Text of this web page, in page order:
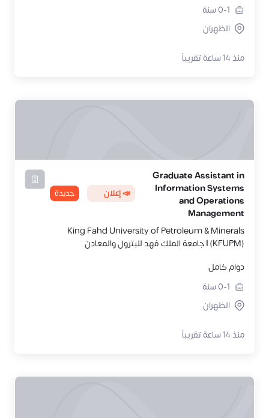
0-1سنة
الظهران
منذ 14 ساعة تقريباً
Graduate Assistant in
Information Systems
and Operations
Management
📣 إعلان جديدة
King Fahd University of Petroleum & Minerals
(KFUPM) | جامعة الملك فهد للبترول والمعادن
دوام كامل
0-1سنة
الظهران
منذ 14 ساعة تقريباً